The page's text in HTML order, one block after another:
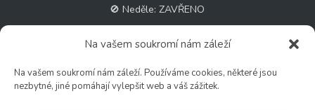
Na vašem soukromí nám záleží
Na vašem soukromí nám záleží. Používáme cookies, některé jsou
nezbytné, jiné pomáhají vylepšit web a váš zážitek.
🚫 Neděle: ZAVŘENO
Květinářství
🕑 Ut – Pá: 9:00 - 12:00 │ 13:00 - 17:00
🕑 So: 9:00 – 15:00